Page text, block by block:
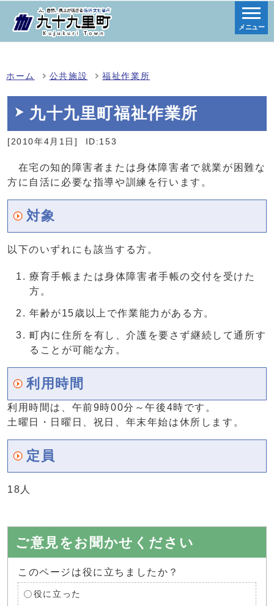
メニュー
ホーム 公共施設 福祉作業所
九十九里町福祉作業所
[2010年4月1日] ID:153
在宅の知的障害者または身体障害者で就業が困難な
方に自活に必要な指導や訓練を行います。
対象
以下のいずれにも該当する方。
療育手帳または身体障害者手帳の交付を受けた
方。
年齢が15歳以上で作業能力がある方。
町内に住所を有し、介護を要さず継続して通所す
ることが可能な方。
利用時間
利用時間は、午前9時00分～午後4時です。
土曜日・日曜日、祝日、年末年始は休所します。
定員
18人
ご意見をお聞かせください
このページは役に立ちましたか？
役に立った